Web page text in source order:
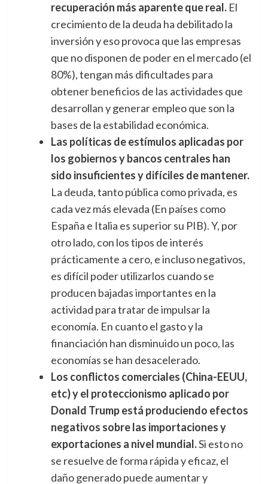
recuperación más aparente que real. El
crecimiento de la deuda ha debilitado la
inversión y eso provoca que las empresas
que no disponen de poder en el mercado (el
80%), tengan más dificultades para
obtener beneficios de las actividades que
desarrollan y generar empleo que son la
bases de la estabilidad económica.
Las políticas de estímulos aplicadas por
los gobiernos y bancos centrales han
sido insuficientes y difíciles de mantener.
La deuda, tanto pública como privada, es
cada vez más elevada (En países como
España e Italia es superior su PIB). Y, por
otro lado, con los tipos de interés
prácticamente a cero, e incluso negativos,
es difícil poder utilizarlos cuando se
producen bajadas importantes en la
actividad para tratar de impulsar la
economía. En cuanto el gasto y la
financiación han disminuido un poco, las
economías se han desacelerado.
Los conflictos comerciales (China-EEUU,
etc) y el proteccionismo aplicado por
Donald Trump está produciendo efectos
negativos sobre las importaciones y
exportaciones a nivel mundial.Si esto no
se resuelve de forma rápida y eficaz, el
daño generado puede aumentar y